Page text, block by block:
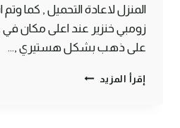
المنزل لاعادة التحميل , كما
زومبي خنزير عند اعلى مكان في
على ذهب بشكل هستيري ,…
إقرأ المزيد الحلقة